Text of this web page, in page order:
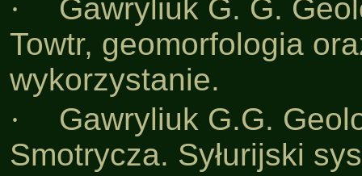
·
Gawryliuk G. G.
Towtr, geomorfologia
wykorzystanie.
·
Gawryliuk G.G.
Smotrycza. Syłurijski